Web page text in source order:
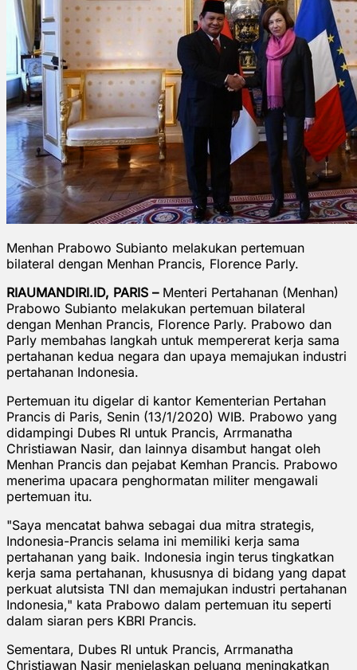
Menhan Prabowo Subianto melakukan pertemuan
bilateral dengan Menhan Prancis, Florence Parly.
RIAUMANDIRI.ID, PARIS –Menteri Pertahanan (Menhan)
Prabowo Subianto melakukan pertemuan bilateral
dengan Menhan Prancis, Florence Parly. Prabowo dan
Parly membahas langkah untuk mempererat kerja sama
pertahanan kedua negara dan upaya memajukan industri
pertahanan Indonesia.
Pertemuan itu digelar di kantor Kementerian Pertahan
Prancis di Paris, Senin (13/1/2020) WIB. Prabowo yang
didampingi Dubes RI untuk Prancis, Arrmanatha
Christiawan Nasir, dan lainnya disambut hangat oleh
Menhan Prancis dan pejabat Kemhan Prancis. Prabowo
menerima upacara penghormatan militer mengawali
pertemuan itu.
"Saya mencatat bahwa sebagai dua mitra strategis,
Indonesia-Prancis selama ini memiliki kerja sama
pertahanan yang baik. Indonesia ingin terus tingkatkan
kerja sama pertahanan, khususnya di bidang yang dapat
perkuat alutsista TNI dan memajukan industri pertahanan
Indonesia," kata Prabowo dalam pertemuan itu seperti
dalam siaran pers KBRI Prancis.
Sementara, Dubes RI untuk Prancis, Arrmanatha
Christiawan Nasir menjelaskan peluang meningkatkan